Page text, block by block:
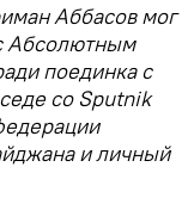
Аббасов мог
Абсолютным
поединка с
со Sputnik
и личный